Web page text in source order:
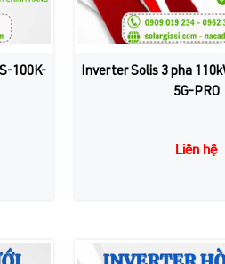
100K-
Inverter Solis 3 pha
5G-PRO
Liên hệ